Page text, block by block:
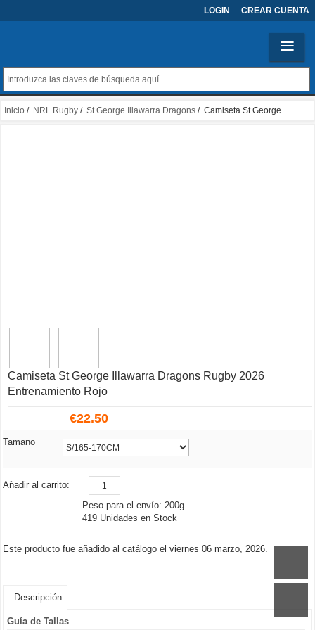
LOGIN CREAR CUENTA
Inicio / NRL Rugby / St George Illawarra Dragons / Camiseta St George
Camiseta St George Illawarra Dragons Rugby 2026
Entrenamiento Rojo
€22.50
Tamano
Añadir al carrito:
Peso para el envío: 200g
419 Unidades en Stock
Este producto fue añadido al catálogo el viernes 06 marzo, 2026.
Descripción
Guía de Tallas